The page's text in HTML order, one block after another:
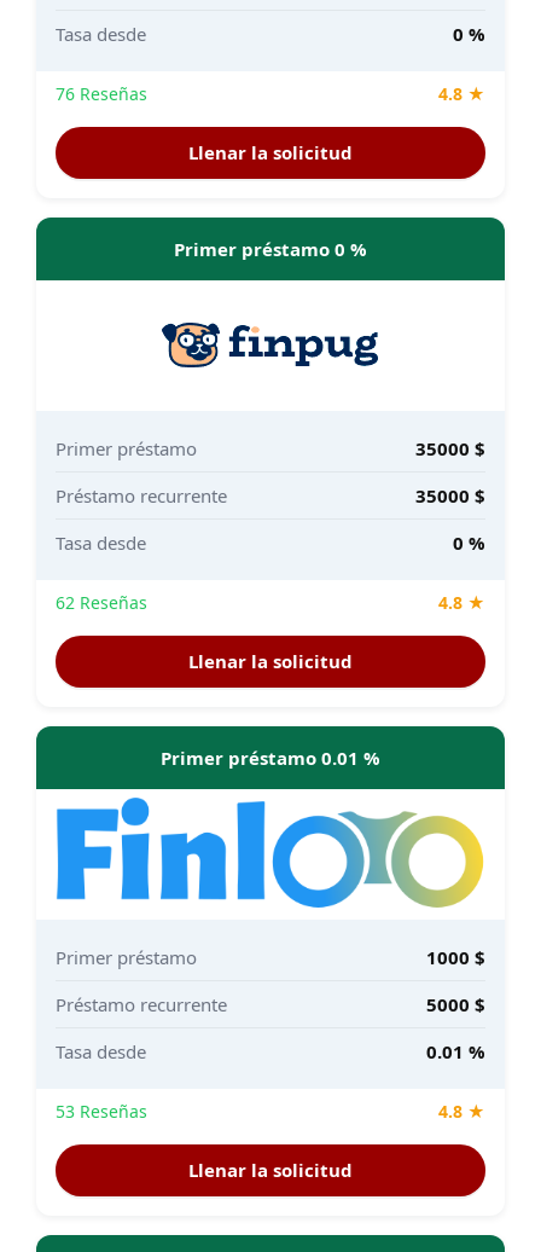
Tasa desde
0 %
76 Reseñas 4.8 ★
Llenar la solicitud
Primer préstamo 0 %
Primer préstamo
35000 $
Préstamo recurrente
35000 $
Tasa desde
0 %
62 Reseñas 4.8 ★
Llenar la solicitud
Primer préstamo 0.01 %
Primer préstamo
1000 $
Préstamo recurrente
5000 $
Tasa desde
0.01 %
53 Reseñas 4.8 ★
Llenar la solicitud